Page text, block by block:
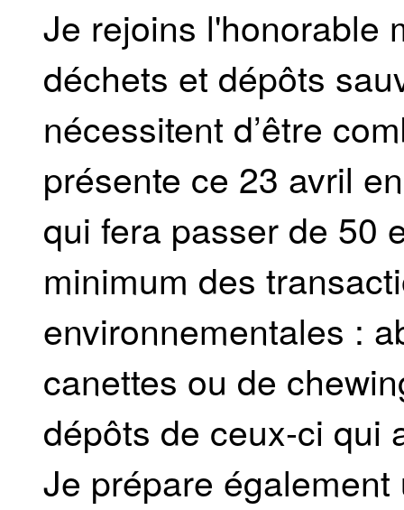
Je rejoins l'honorable
déchets et dépôts
nécessitent d’être
présente ce 23 avril
qui fera passer de 50
minimum des
environnementales :
canettes ou de
dépôts de ceux-ci qui
Je prépare